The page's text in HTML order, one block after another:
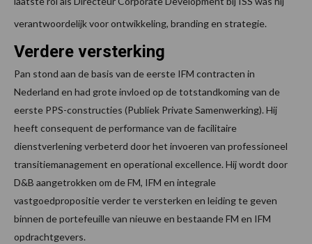
verantwoordelijk voor ontwikkeling, branding en strategie.
Verdere versterking
Pan stond aan de basis van de eerste IFM contracten in
Nederland en had grote invloed op de totstandkoming van de
eerste PPS-constructies (Publiek Private Samenwerking). Hij
heeft consequent de performance van de facilitaire
dienstverlening verbeterd door het invoeren van professioneel
transitiemanagement en operational excellence. Hij wordt door
D&B aangetrokken om de FM, IFM en integrale
vastgoedpropositie verder te versterken en leiding te geven
binnen de portefeuille van nieuwe en bestaande FM en IFM
opdrachtgevers.